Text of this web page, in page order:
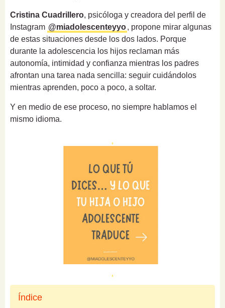
Cristina Cuadrillero, psicóloga y creadora del perfil de
Instagram @miadolescenteyyo, propone mirar algunas
de estas situaciones desde los dos lados. Porque
durante la adolescencia los hijos reclaman más
autonomía, intimidad y confianza mientras los padres
afrontan una tarea nada sencilla: seguir cuidándolos
mientras aprenden, poco a poco, a soltar.
Y en medio de ese proceso, no siempre hablamos el
mismo idioma.
Índice